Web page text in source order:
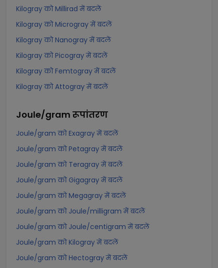
Kilogray को Millirad में बदलें
Kilogray को Microgray में बदलें
Kilogray को Nanogray में बदलें
Kilogray को Picogray में बदलें
Kilogray को Femtogray में बदलें
Kilogray को Attogray में बदलें
Joule/gram रूपांतरण
Joule/gram को Exagray में बदलें
Joule/gram को Petagray में बदलें
Joule/gram को Teragray में बदलें
Joule/gram को Gigagray में बदलें
Joule/gram को Megagray में बदलें
Joule/gram को Joule/milligram में बदलें
Joule/gram को Joule/centigram में बदलें
Joule/gram को Kilogray में बदलें
Joule/gram को Hectogray में बदलें